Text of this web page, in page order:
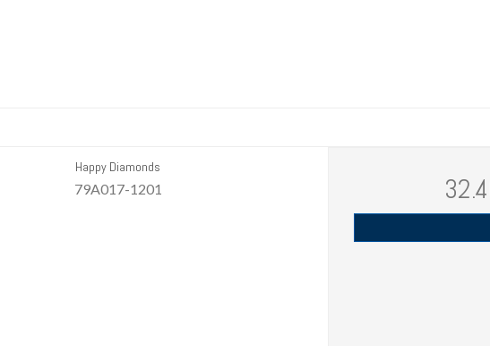
Happy Diamonds
79A017-1201